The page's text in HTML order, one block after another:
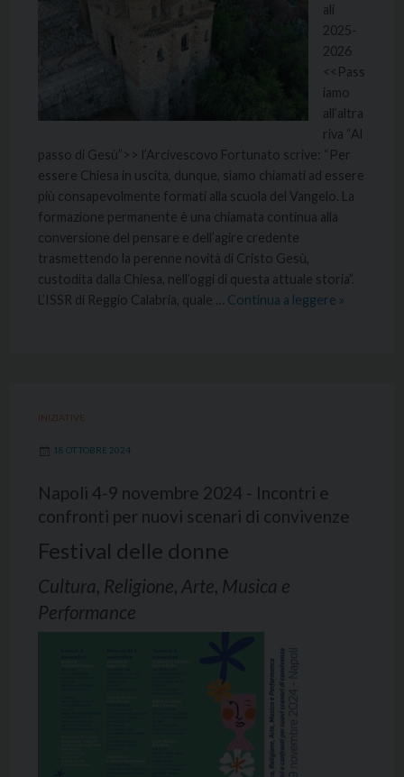
ali
2025-
2026
<<Pass
iamo
all’altra
riva “Al
passo di Gesù”>> l’Arcivescovo Fortunato scrive: “Per
essere Chiesa in uscita, dunque, siamo chiamati ad essere
più consapevolmente formati alla scuola del Vangelo. La
formazione permanente è una chiamata continua alla
conversione del pensare e dell’agire credente
trasmettendo la perenne novità di Cristo Gesù,
custodita dalla Chiesa, nell’oggi di questa attuale storia”.
L’ISSR di Reggio Calabria, quale … Continua a leggere »
INIZIATIVE
18 OTTOBRE 2024
Napoli 4-9 novembre 2024 - Incontri e
confronti per nuovi scenari di convivenze
Festival delle donne
Cultura, Religione, Arte, Musica e
Performance